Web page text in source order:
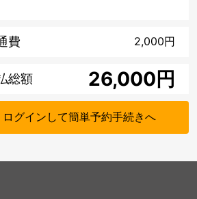
費 2,000円
総額 円
ログインして簡単予約手続きへ